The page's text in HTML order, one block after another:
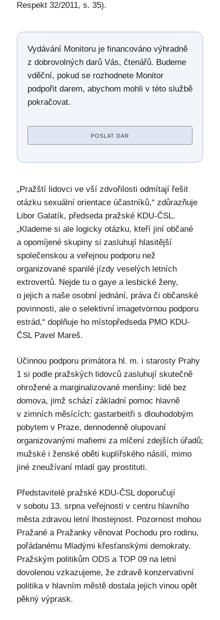
Respekt 32/2011, s. 35).
Vydávání Monitoru je financováno výhradně
z dobrovolných darů Vás, čtenářů. Budeme
vděční, pokud se rozhodnete Monitor
podpořit darem, abychom mohli v této službě
pokračovat.
POSLAT DAR
„Pražští lidovci ve vší zdvořilosti odmítají řešit
otázku sexuální orientace účastníků,“ zdůrazňuje
Libor Galatík, předseda pražské KDU-ČSL.
„Klademe si ale logicky otázku, kteří jiní občané
a opomíjené skupiny si zasluhují hlasitější
společenskou a veřejnou podporu než
organizované spanilé jízdy veselých letních
extrovertů. Nejde tu o gaye a lesbické ženy,
o jejich a naše osobní jednání, práva či občanské
povinnosti, ale o selektivní imagetvornou podporu
estrád,“ doplňuje ho místopředseda PMO KDU-
ČSL Pavel Mareš.
Účinnou podporu primátora hl. m. i starosty Prahy
1 si podle pražských lidovců zasluhují skutečně
ohrožené a marginalizované menšiny: lidé bez
domova, jimž schází základní pomoc hlavně
v zimních měsících; gastarbeitři s dlouhodobým
pobytem v Praze, dennodenně olupovaní
organizovanými mafiemi za mlčení zdejších úřadů;
mužské i ženské oběti kuplířského násilí, mimo
jiné zneužívaní mladí gay prostituti.
Představitelé pražské KDU-ČSL doporučují
v sobotu 13. srpna veřejnosti v centru hlavního
města zdravou letní lhostejnost. Pozornost mohou
Pražané a Pražanky věnovat Pochodu pro rodinu,
pořádanému Mladými křesťanskými demokraty.
Pražským politikům ODS a TOP 09 na letní
dovolenou vzkazujeme, že zdravě konzervativní
politika v hlavním městě dostala jejich vinou opět
pěkný výprask.